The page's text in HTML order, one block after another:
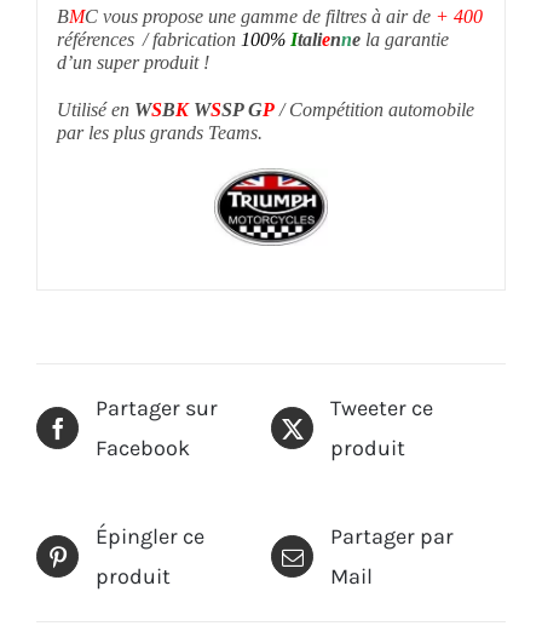
BMC vous propose une gamme de filtres à air de+ 400
références /fabrication 100% Italiennela garantie
d’un super produit !
Utilisé en WSBKWSSP GP/ Compétition automobile
par les plus grands Teams.
Partager sur
Facebook
Tweeter ce
produit
Épingler ce
produit
Partager par
Mail